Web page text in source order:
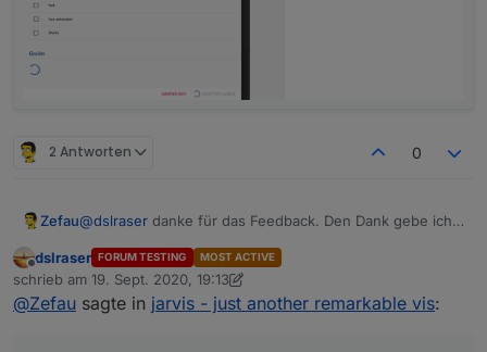
2 Antworten 0
Zefau@dslraser danke für das Feedback. Den Dank gebe ich
Feedback gegebenen hat.
Es werden nicht alle HmIP aktuell unterstützt, da ich hier
auf Input angewiesen bin. Welche genau fehlen dir
(Bezeichner) und welche States brauchst du jeweils
Siehe
Offline
dslraser FORUM TESTING MOST ACTIVE
schrieb am 19. Sept. 2020, 19:13
zuletzt editiert von dslraser
@Zefau sagte in jarvis - just another remarkable vis: